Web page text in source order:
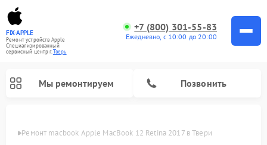
FIX-APPLE
Ремонт устройств Apple
Специализированный
cервисный центр г.Тверь
+7 (800) 301-55-83
Ежедневно, с 10:00 до 20:00
Мы ремонтируем Позвонить
Ремонт macbook Apple MacBook 12 Retina 2017 в Твери